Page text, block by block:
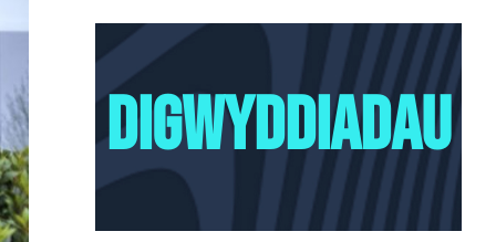
digwyddiadau